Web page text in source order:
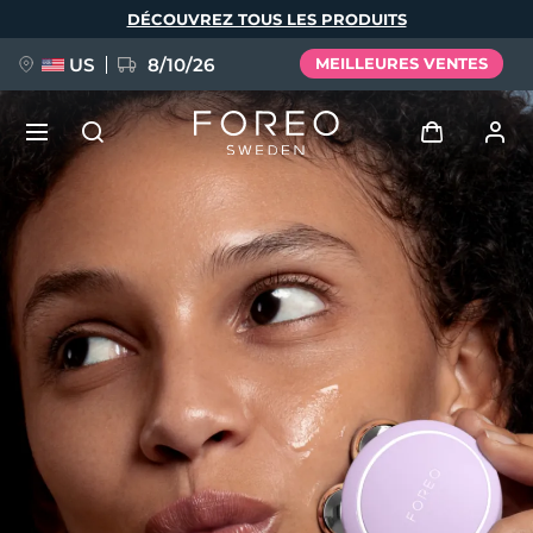
DÉCOUVREZ TOUS LES PRODUITS
US 8/10/26 MEILLEURES VENTES
Se connecter
Profil de l'utilisateur
Mes appareils
Mes commandes
Mes adresses
Mes abonnements
NOUVEAU
FAQ™ Pure Beauty-Tech Elixir
BREAKING NEWS
issa™ Teeth Whitening Set
English Deutsch
Español
Français
Italiano
Português
Polski
Svenska
Türkçe
简体中文 繁體中文